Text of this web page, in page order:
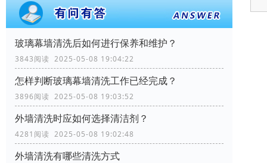
玻璃幕墙清洗后如何进行保养和维护？
3843阅读 2025-05-08 19:04:22
怎样判断玻璃幕墙清洗工作已经完成？
3896阅读 2025-05-08 19:03:52
外墙清洗时应如何选择清洁剂？
4281阅读 2025-05-08 19:02:48
外墙清洗有哪些清洗方式